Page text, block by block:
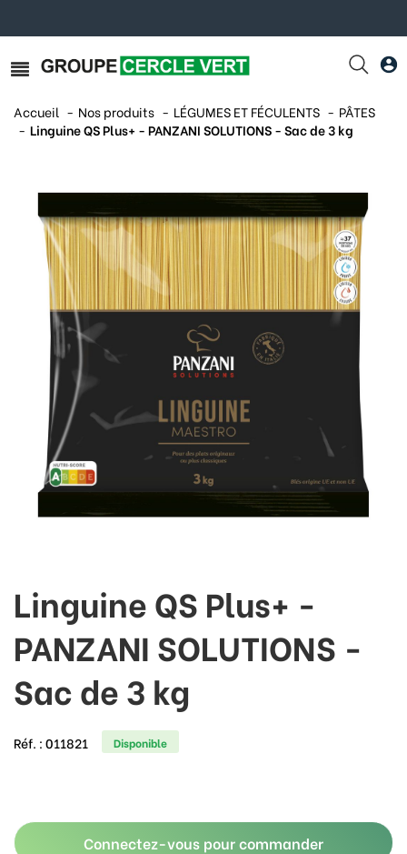
Accueil Nos produits LÉGUMES ET FÉCULENTS
PÂTES
Linguine QS Plus+ - PANZANI SOLUTIONS - Sac de 3 kg
Linguine QS Plus+ -
PANZANI SOLUTIONS -
Sac de 3 kg
Réf. :011821 Disponible
Connectez-vous pour commander